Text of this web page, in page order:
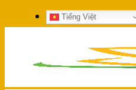
Chuyển
đến
Tiếng Việt